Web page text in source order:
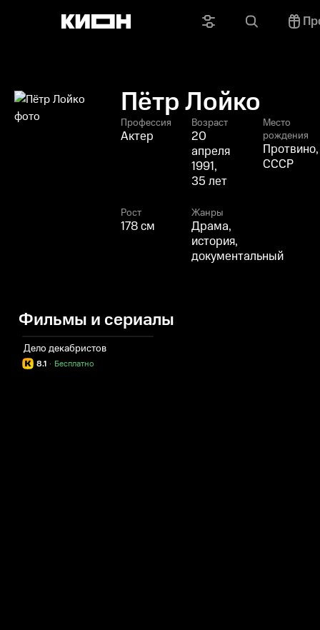
Пётр Лойко
Профессия
Актер
Возраст
20
апреля
1991,
35 лет
Место
рождения
Протвино,
СССР
Рост
178 см
Жанры
Драма,
история,
документальный
Фильмы и сериалы
Дело декабристов
8.1 Бесплатно
·